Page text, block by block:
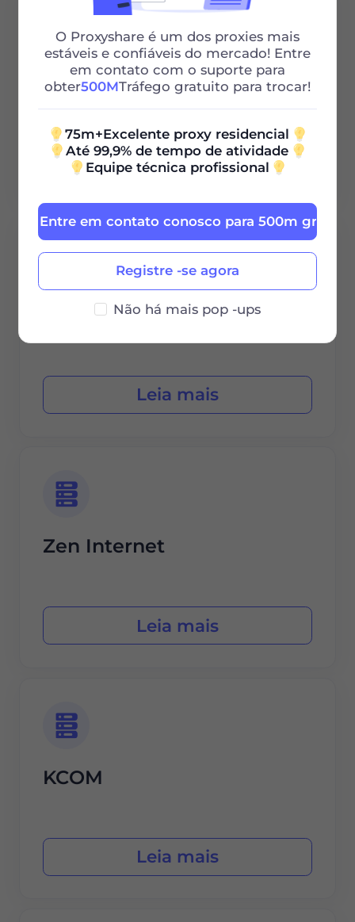
Three UK
Leia mais
Hyperoptic
Leia mais
Zen Internet
Leia mais
KCOM
Leia mais
O Proxyshare é um dos proxies mais
estáveis ​​e confiáveis ​​do mercado! Entre
em contato com o suporte para
obter500MTráfego gratuito para trocar!
75m+Excelente proxy residencial
Até 99,9% de tempo de atividade
Equipe técnica profissional
Registre -se agora
Entre em contato conosco para 500m grátis
Não há mais pop -ups